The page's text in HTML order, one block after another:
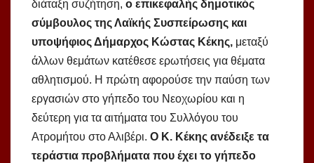
διάταξη συζήτηση, ο επικεφαλής δημοτικός
σύμβουλος της Λαϊκής Συσπείρωσης και
υποψήφιος Δήμαρχος Κώστας Κέκης, μεταξύ
άλλων θεμάτων κατέθεσε ερωτήσεις για θέματα
αθλητισμού. Η πρώτη αφορούσε την παύση των
εργασιών στο γήπεδο του Νεοχωρίου και η
δεύτερη για τα αιτήματα του Συλλόγου του
Ατρομήτου στο Αλιβέρι. Ο Κ. Κέκης ανέδειξε τα
τεράστια προβλήματα που έχει το γήπεδο